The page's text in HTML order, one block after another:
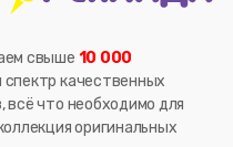
свыше 10 000
качественных
всё что необходимо для
оригинальных